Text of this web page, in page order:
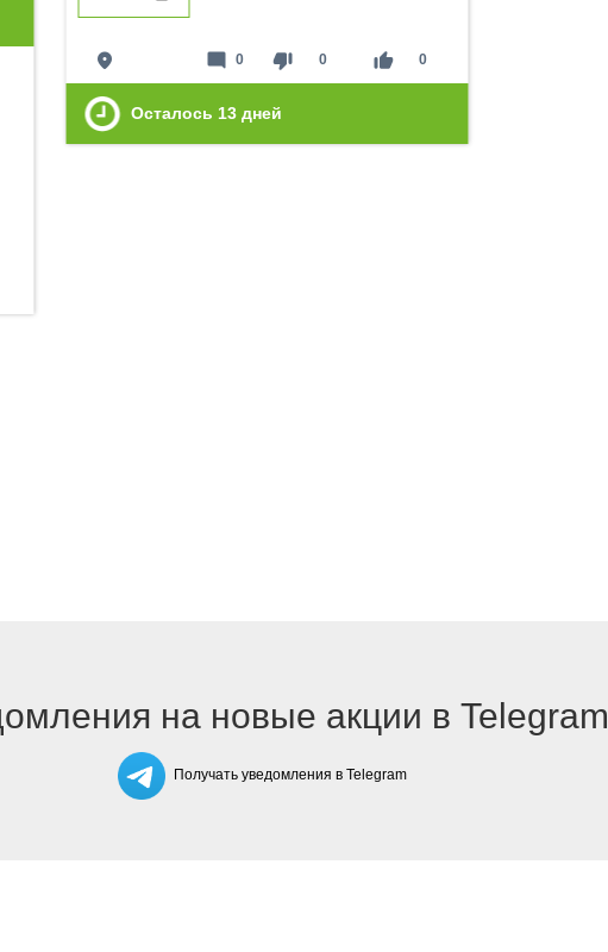
place thumb_down 0 thumb_up 0
mode_comment 0
Осталось 13 дней
на новые акции в Telegram
Получать уведомления в Telegram